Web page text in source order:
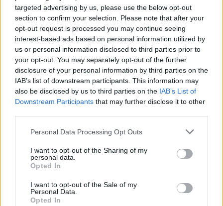
targeted advertising by us, please use the below opt-out
section to confirm your selection. Please note that after your
opt-out request is processed you may continue seeing
interest-based ads based on personal information utilized by
us or personal information disclosed to third parties prior to
your opt-out. You may separately opt-out of the further
disclosure of your personal information by third parties on the
IAB’s list of downstream participants. This information may
also be disclosed by us to third parties on the IAB’s List of
Downstream Participants that may further disclose it to other
Personal Data Processing Opt Outs
I want to opt-out of the Sharing of my
personal data.
Opted In
I want to opt-out of the Sale of my
Personal Data.
Opted In
Τζιν Levi's, Δείτε εδώ